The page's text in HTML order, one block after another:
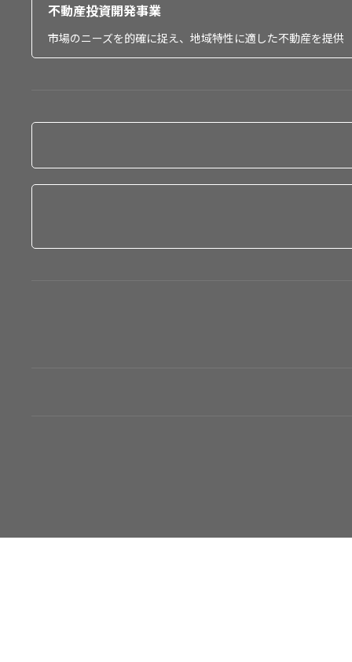
不動産投資開発事業
市場のニーズを的確に捉え、地域特性に適した不動産を提供